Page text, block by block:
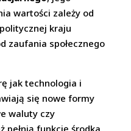
wartości zależy od
kraju
zaufania społecznego
jak technologia i
się nowe formy
waluty czy
pełnią funkcję środka